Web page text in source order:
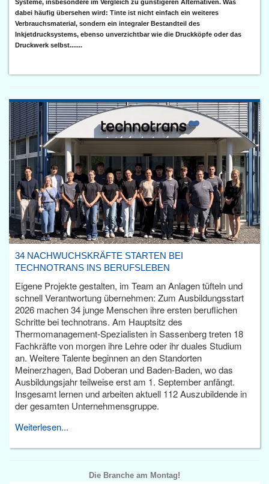
Systeme, insbesondere im Vergleich zu günstigeren Alternativen. Was
dabei häufig übersehen wird: Tinte ist nicht einfach ein weiteres
Verbrauchsmaterial, sondern ein integraler Bestandteil des
Inkjetdrucksystems, ebenso unverzichtbar wie die Druckköpfe oder das
Druckwerk selbst.......
34 NACHWUCHSKRÄFTE STARTEN BEI
TECHNOTRANS INS BERUFSLEBEN
Eigene Projekte gestalten, im Team an Anlagen tüfteln und
schnell Verantwortung übernehmen: Zum Ausbildungsstart
2026 machen 34 junge Menschen ihre ersten beruflichen
Schritte bei technotrans. Am Hauptsitz des
Thermomanagement-Spezialisten in Sassenberg treten 18
Fachkräfte von morgen ihre Lehre oder ihr duales Studium
an. Weitere Talente beginnen an den Standorten
Meinerzhagen, Bad Doberan und Baden-Baden, wo das
Ausbildungsjahr teilweise erst am 1. September anfängt.
Insgesamt lernen und arbeiten aktuell 112 Auszubildende in
der gesamten Unternehmensgruppe.
Weiterlesen...
Die Branche am Montag!